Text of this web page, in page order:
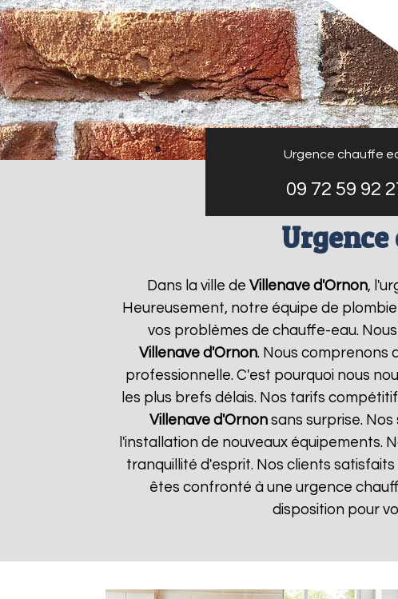
Urgence chauffe
09 72 59 92
Dans la ville de Villenave d'Ornon,
Heureusement, notre équipe de
vos problèmes de chauffe-eau.
Villenave d'Ornon. Nous comprenons
professionnelle. C'est pourquoi nous
les plus brefs délais. Nos tarifs
Villenave d'Ornon sans surprise.
l'installation de nouveaux équipements.
tranquillité d'esprit. Nos clients
êtes confronté à une urgence
disposition pour